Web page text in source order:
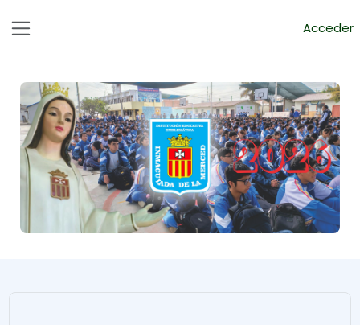
Acceder